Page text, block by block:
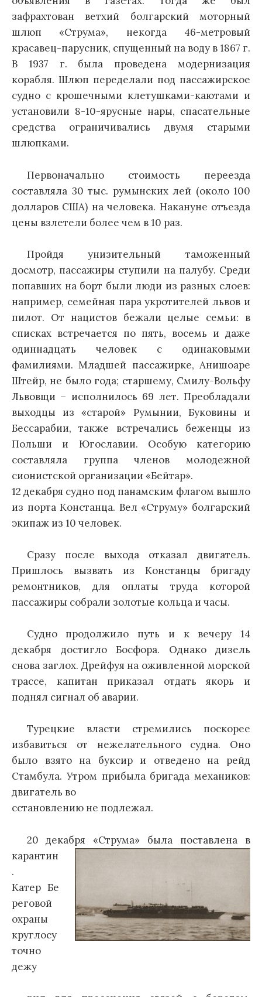
зафрахтован ветхий болгарский моторный
шлюп «Струма», некогда 46-метровый
красавец-парусник, спущенный на воду в 1867 г.
В 1937 г. была проведена модернизация
корабля. Шлюп переделали под пассажирское
судно c крошечными клетушками-каютами и
установили 8-10-ярусные нары, спасательные
средства ограничивались двумя старыми
шлюпками.
Первоначально стоимость переезда
составляла 30 тыс. румынских лей (около 100
долларов США) на человека. Накануне отъезда
цены взлетели более чем в 10 раз.
Пройдя унизительный таможенный
досмотр, пассажиры ступили на палубу. Среди
попавших на борт были люди из разных слоев:
например, семейная пара укротителей львов и
пилот. От нацистов бежали целые семьи: в
списках встречается по пять, восемь и даже
одиннадцать человек с одинаковыми
фамилиями. Младшей пассажирке, Анишоаре
Штейр, не было года; старшему, Смилу-Вольфу
Львовщи – исполнилось 69 лет. Преобладали
выходцы из «старой» Румынии, Буковины и
Бессарабии, также встречались беженцы из
Польши и Югославии. Особую категорию
составляла группа членов молодежной
сионистской организации «Бейтар».
12 декабря судно под панамским флагом вышло
из порта Констанца. Вел «Струму» болгарский
экипаж из 10 человек.
Сразу после выхода отказал двигатель.
Пришлось вызвать из Констанцы бригаду
ремонтников, для оплаты труда которой
пассажиры собрали золотые кольца и часы.
Судно продолжило путь и к вечеру 14
декабря достигло Босфора. Однако дизель
снова заглох. Дрейфуя на оживленной морской
трассе, капитан приказал отдать якорь и
поднял сигнал об аварии.
Турецкие власти стремились поскорее
избавиться от нежелательного судна. Оно
было взято на буксир и отведено на рейд
Стамбула. Утром прибыла бригада механиков:
двигатель во
сстановлению не подлежал.
20 декабря «Струма» была поставлена в
карантин
.
Катер Бе
реговой
охраны
круглосу
точно
дежу